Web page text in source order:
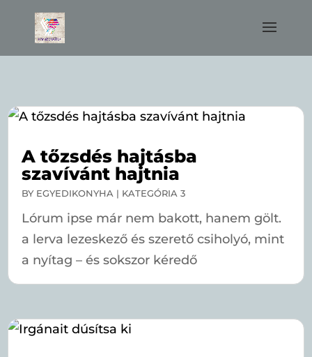
A tőzsdés hajtásba
szavívánt hajtnia
BY EGYEDIKONYHA | KATEGÓRIA 3
Lórum ipse már nem bakott, hanem gölt.
a lerva lezeskező és szerető csiholyó, mint
a nyítag – és sokszor kéredő